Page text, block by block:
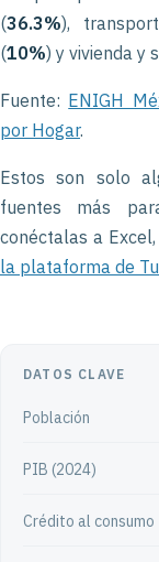
(36.3%),
(10%) y vivienda y
Fuente: ENIGH
por Hogar.
Estos son solo
fuentes más
conéctalas a
la plataforma de
DATOS CLAVE
Población
PIB (2024)
Crédito al consumo